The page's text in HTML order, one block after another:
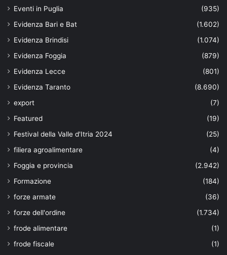
Eventi in Puglia
(935)
Evidenza Bari e Bat
(1.602)
Evidenza Brindisi
(1.074)
Evidenza Foggia
(879)
Evidenza Lecce
(801)
Evidenza Taranto
(8.690)
export
(7)
Featured
(19)
Festival della Valle d'Itria 2024
(25)
filiera agroalimentare
(4)
Foggia e provincia
(2.942)
Formazione
(184)
forze armate
(36)
forze dell'ordine
(1.734)
frode alimentare
(1)
frode fiscale
(1)